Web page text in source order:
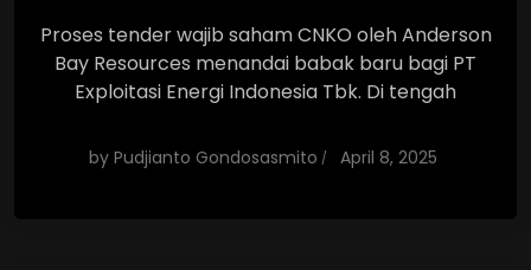
Proses tender wajib saham CNKO oleh Anderson
Bay Resources menandai babak baru bagi PT
Exploitasi Energi Indonesia Tbk. Di tengah
by Pudjianto Gondosasmito April 8, 2025